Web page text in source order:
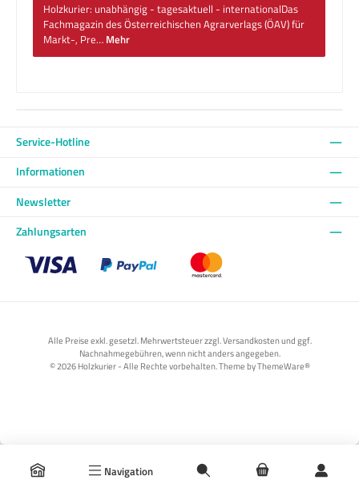
Navigation
Holzkurier: unabhängig - tagesaktuell - internationalDas
Fachmagazin des Österreichischen Agrarverlags (ÖAV) für
Markt-, Pre… Mehr
Service-Hotline
Informationen
Newsletter
Zahlungsarten
Alle Preise exkl. gesetzl. Mehrwertsteuer zzgl. Versandkosten und ggf.
Nachnahmegebühren, wenn nicht anders angegeben.
© 2026 Holzkurier - Alle Rechte vorbehalten. Theme byThemeWare®